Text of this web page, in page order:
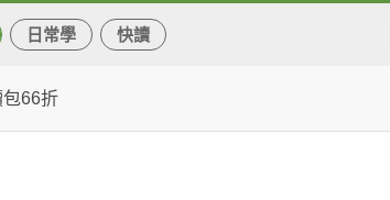
日常學 快讀
包66折